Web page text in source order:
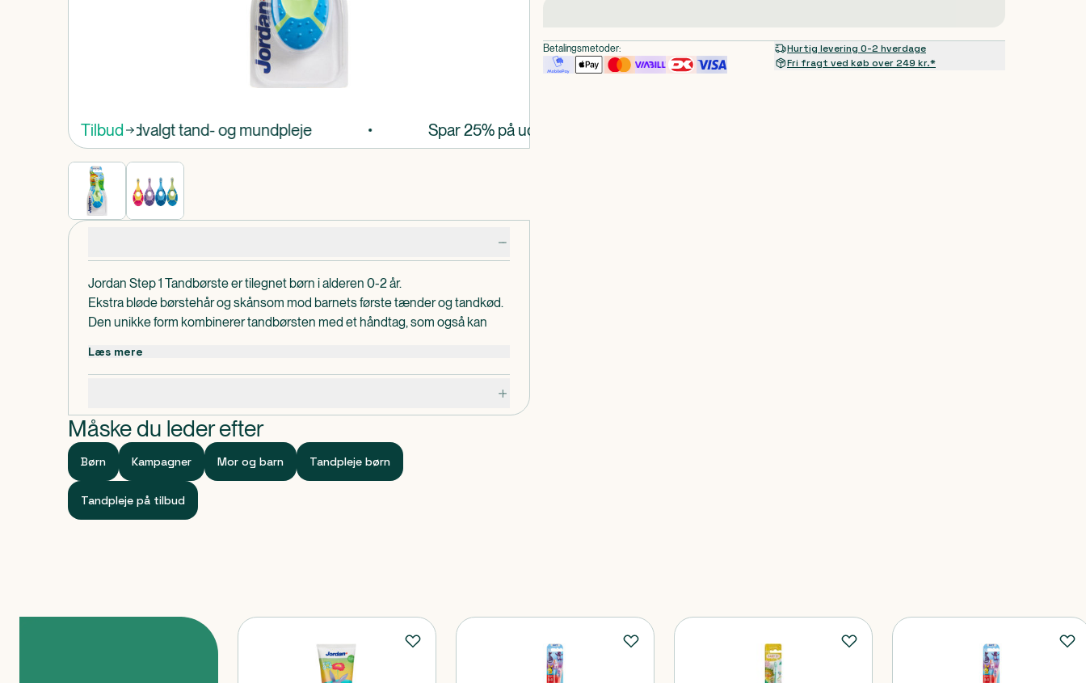
Tilbud
Spar 25% på udvalgt tand- og mundpleje Spar 25% på udvalgt tand- og mundpleje
Jordan Step 1 Tandbørste er tilegnet børn i alderen 0-2 år.
Ekstra bløde børstehår og skånsom mod barnets første tænder og tandkød.
Den unikke form kombinerer tandbørsten med et håndtag, som også kan
modeller.
Læs mere
Måske du leder efter
Børn Kampagner Mor og barn Tandpleje børn
Tandpleje på tilbud
Betalingsmetoder:
Hurtig levering 0-2 hverdage
Fri fragt ved køb over 249 kr.*